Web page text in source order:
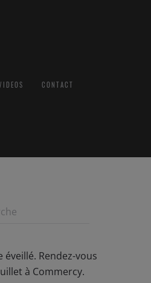
CONTACT
éveillé. Rendez-vous
à Commercy.